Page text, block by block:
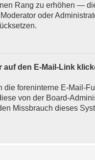
Rang zu erhöhen —
oder
auf den E-Mail-Link
die foreninterne E-Mail-
von der Board-
Missbrauch dieses